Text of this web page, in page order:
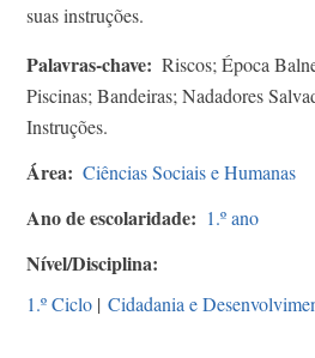
suas instruções.
Palavras-chave
Riscos; Época
Piscinas; Bandeiras; Nadadores
Instruções.
Área Ciências Sociais e Humanas
Ano de escolaridade 1.º ano
Nível/Disciplina
1.º Ciclo | Cidadania e